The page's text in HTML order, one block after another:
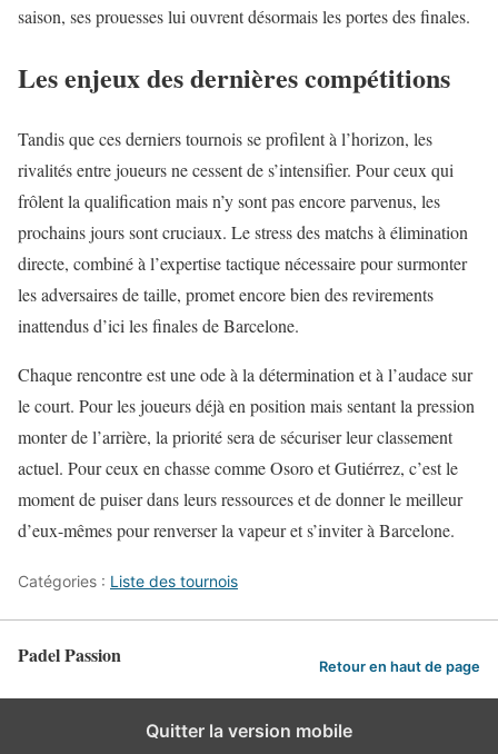
saison, ses prouesses lui ouvrent désormais les portes des finales.
Les enjeux des dernières compétitions
Tandis que ces derniers tournois se profilent à l’horizon, les
rivalités entre joueurs ne cessent de s’intensifier. Pour ceux qui
frôlent la qualification mais n’y sont pas encore parvenus, les
prochains jours sont cruciaux. Le stress des matchs à élimination
directe, combiné à l’expertise tactique nécessaire pour surmonter
les adversaires de taille, promet encore bien des revirements
inattendus d’ici les finales de Barcelone.
Chaque rencontre est une ode à la détermination et à l’audace sur
le court. Pour les joueurs déjà en position mais sentant la pression
monter de l’arrière, la priorité sera de sécuriser leur classement
actuel. Pour ceux en chasse comme Osoro et Gutiérrez, c’est le
moment de puiser dans leurs ressources et de donner le meilleur
d’eux-mêmes pour renverser la vapeur et s’inviter à Barcelone.
Catégories : Liste des tournois
Padel Passion Retour en haut de page
Quitter la version mobile